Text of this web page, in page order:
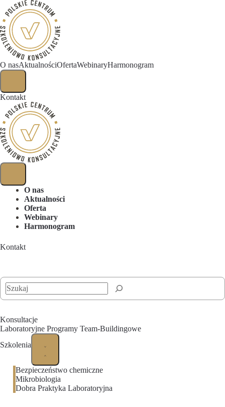
O nasAktualnościOfertaWebinaryHarmonogram
Kontakt
O nas
Aktualności
Oferta
Webinary
Harmonogram
Kontakt
Szukaj
Konsultacje
Laboratoryjne Programy Team-Buildingowe
Szkolenia
Bezpieczeństwo chemiczne
Mikrobiologia
Dobra Praktyka Laboratoryjna